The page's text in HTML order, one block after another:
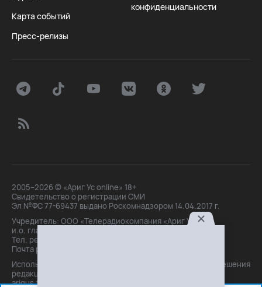
Карта событий
Пресс-релизы
конфиденциальности
2005–2026 © «Ариг Ус online» 18+
Свидетельство о регистрации СМИ
Эл №ФС 77-69437 выдано Роскомнадзором 14.04.2017 г.
Учредитель: ООО «Телерадиокомпания «Ариг Ус»,
и.о. главного редактора: Маханова О.Б.
Тел. peдakции: +7(3012)21-30-14,
Почта peдakции: editor@arigus.tv
Использование материалов только с письменного разрешения
редакции. При цитировании прямая активная ссылка на
arigus.tv обязательна.